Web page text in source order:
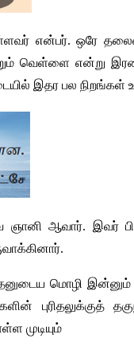
என்பர். ஒரே
வெள்ளை என்று
இதர பல நிறங்கள்
ஞானி ஆவார். இவர்
.
மொழி இன்னும்
புரிதலுக்குத்
முடியும்